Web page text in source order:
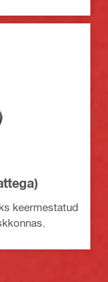
keermestatud